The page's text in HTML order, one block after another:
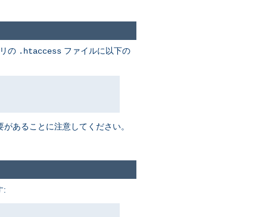
の .htaccess ファイルに以下の
あることに注意してください。
: